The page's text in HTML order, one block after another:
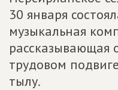
30 января
музыкальная
рассказывающая
трудовом
тылу.